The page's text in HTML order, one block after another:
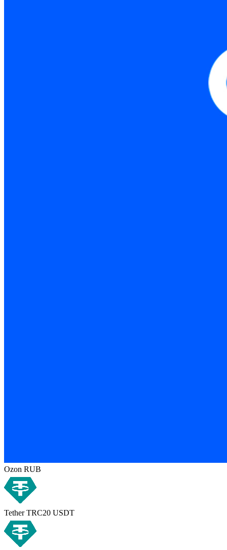
Ozon RUB
Tether TRC20 USDT